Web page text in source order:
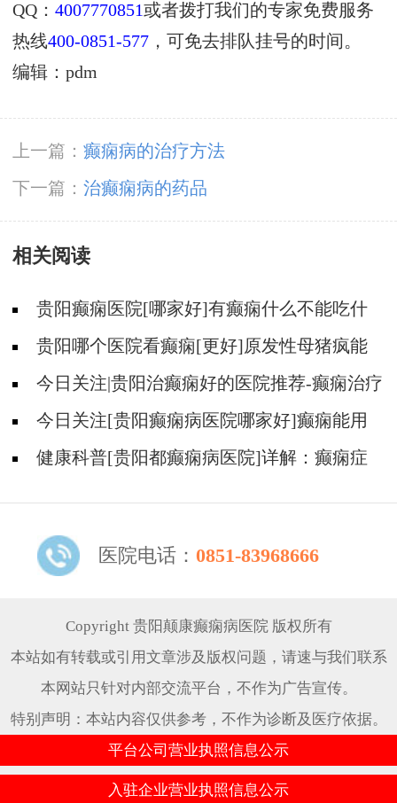
QQ： 4007770851或者拨打我们的专家免费服务
热线400-0851-577 ，可免去排队挂号的时间。
编辑：pdm
上一篇： 癫痫病的治疗方法
下一篇： 治癫痫病的药品
相关阅读
贵阳癫痫医院[哪家好]有癫痫什么不能吃什
么药?贵阳哪个医院看癫痫[更好]原发性母猪疯能
治好吗?
今日关注|贵阳治癫痫好的医院推荐-癫痫治疗
怎么能好?
今日关注[贵阳癫痫病医院哪家好]癫痫能用
中医治疗吗？
健康科普[贵阳都癫痫病医院]详解：癫痫症
医院电话： 0851-83968666
Copyright 贵阳颠康癫痫病医院 版权所有
本站如有转载或引用文章涉及版权问题，请速与我们联系
本网站只针对内部交流平台，不作为广告宣传。
特别声明：本站内容仅供参考，不作为诊断及医疗依据。
平台公司营业执照信息公示
入驻企业营业执照信息公示